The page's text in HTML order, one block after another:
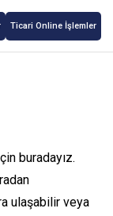
Ticari Online İşlemler
buradayız.
ulaşabilir veya